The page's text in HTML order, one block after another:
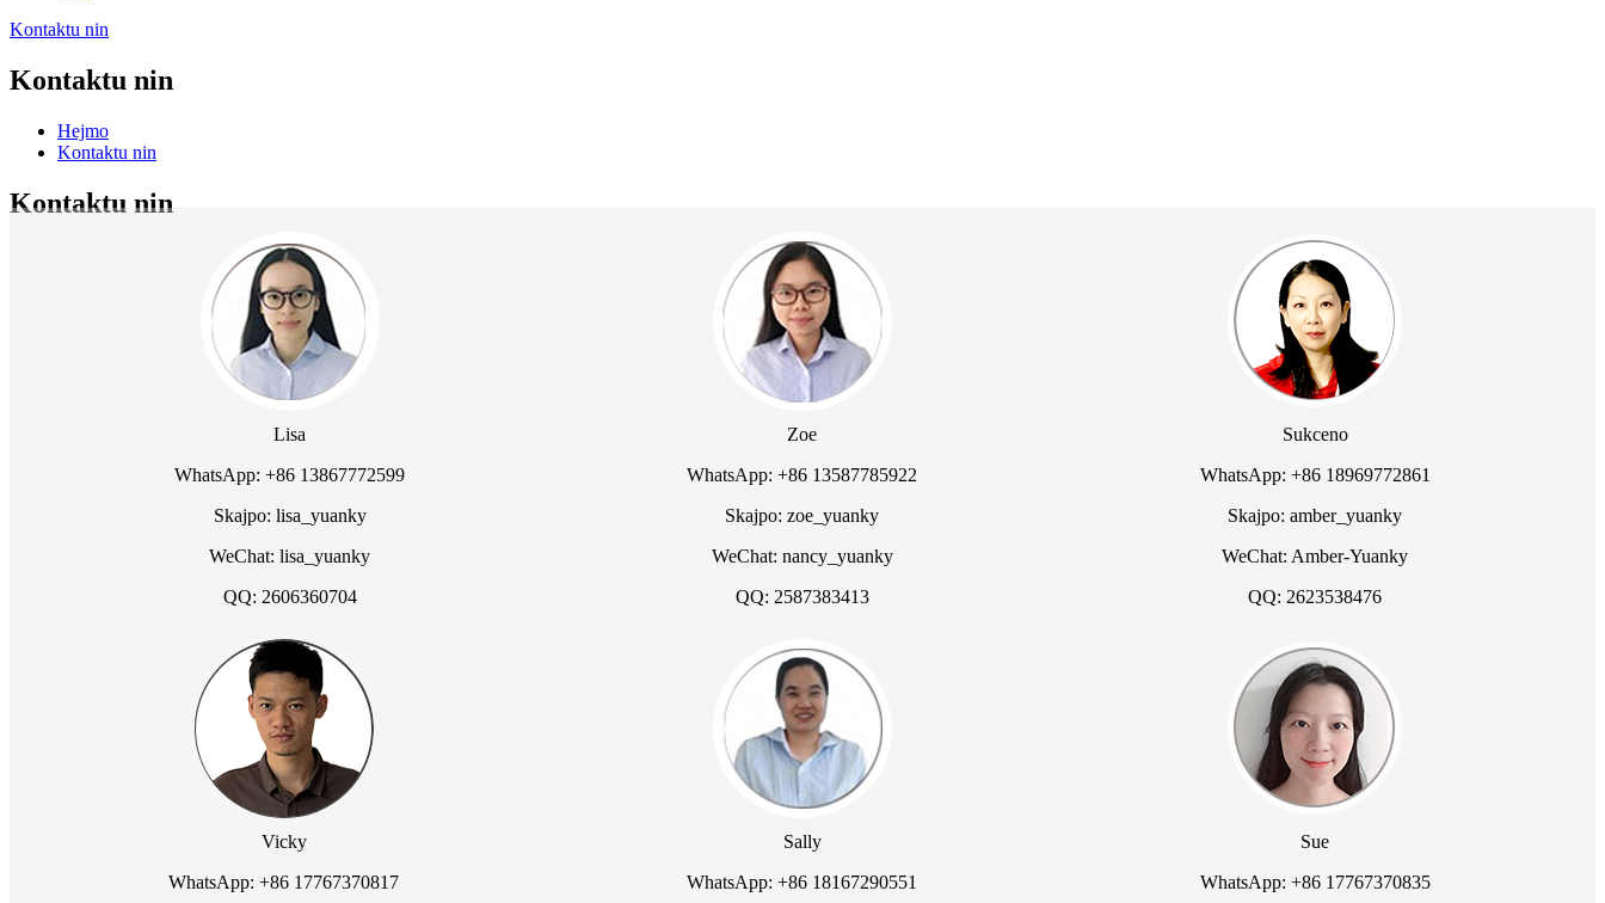
Kontaktu nin
Kontaktu nin
Hejmo
Kontaktu nin
Kontaktu nin
Lisa
WhatsApp: +86 13867772599
Skajpo: lisa_yuanky
WeChat: lisa_yuanky
QQ: 2606360704
Zoe
WhatsApp: +86 13587785922
Skajpo: zoe_yuanky
WeChat: nancy_yuanky
QQ: 2587383413
Sukceno
WhatsApp: +86 18969772861
Skajpo: amber_yuanky
WeChat: Amber-Yuanky
QQ: 2623538476
Vicky
WhatsApp: +86 17767370817
Sally
WhatsApp: +86 18167290551
Sue
WhatsApp: +86 17767370835